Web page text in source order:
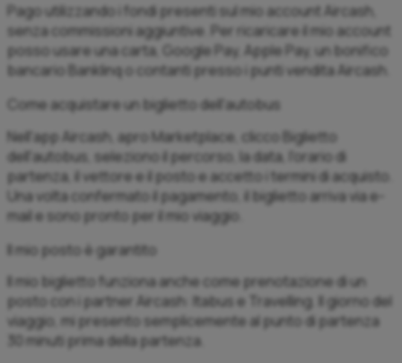
Pago utilizzando i fondi presenti sul mio account Aircash,
senza commissioni aggiuntive. Per ricaricare il mio account
posso usare una carta, Google Pay, Apple Pay, un bonifico
bancario Banklinq o contanti presso i punti vendita Aircash.
Come acquistare un biglietto dell'autobus
Nell'app Aircash, apro Marketplace, clicco Biglietto
dell'autobus, seleziono il percorso, la data, l'orario di
partenza, il vettore e il posto e accetto i termini di acquisto.
Una volta confermato il pagamento, il biglietto arriva via e-
mail e sono pronto per il mio viaggio.
Il mio posto è garantito
Il mio biglietto funziona anche come prenotazione di un
posto con i partner Aircash: Itabus e Travelling. Il giorno del
viaggio, mi presento semplicemente al punto di partenza
30 minuti prima della partenza.